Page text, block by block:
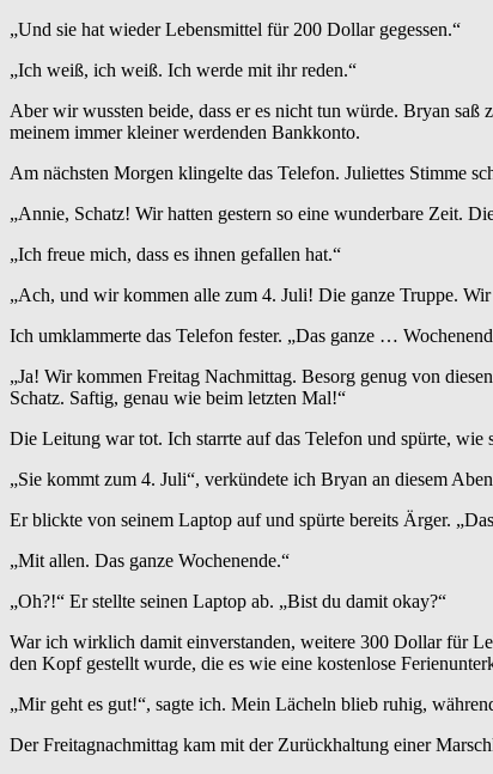
„Und sie hat wieder Lebensmittel für 200 Dollar gegessen.“
„Ich weiß, ich weiß. Ich werde mit ihr reden.“
Aber wir wussten beide, dass er es nicht tun würde. Bryan
meinem immer kleiner werdenden Bankkonto.
Am nächsten Morgen klingelte das Telefon. Juliettes Stimme
„Annie, Schatz! Wir hatten gestern so eine wunderbare Zeit.
„Ich freue mich, dass es ihnen gefallen hat.“
„Ach, und wir kommen alle zum 4. Juli! Die ganze Truppe.
Ich umklammerte das Telefon fester. „Das ganze …
„Ja! Wir kommen Freitag Nachmittag. Besorg genug von
Schatz. Saftig, genau wie beim letzten Mal!“
Die Leitung war tot. Ich starrte auf das Telefon und spürte,
„Sie kommt zum 4. Juli“, verkündete ich Bryan an diesem
Er blickte von seinem Laptop auf und spürte bereits Ärger.
„Mit allen. Das ganze Wochenende.“
„Oh?!“ Er stellte seinen Laptop ab. „Bist du damit okay?“
War ich wirklich damit einverstanden, weitere 300 Dollar für
den Kopf gestellt wurde, die es wie eine kostenlose
„Mir geht es gut!“, sagte ich. Mein Lächeln blieb ruhig,
Der Freitagnachmittag kam mit der Zurückhaltung einer